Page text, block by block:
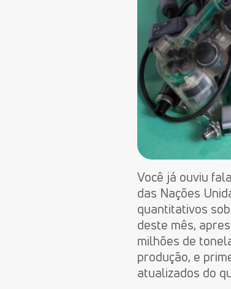
Você já ouviu
das Nações
quantitativos
deste mês,
milhões de
produção, e
atualizados do